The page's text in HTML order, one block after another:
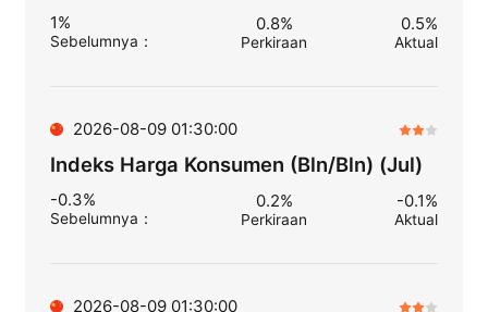
1%
Sebelumnya ：
0.8%
Perkiraan
0.5%
Aktual
2026-08-09 01:30:00
Indeks Harga Konsumen (Bln/Bln) (Jul)
-0.3%
Sebelumnya ：
0.2%
Perkiraan
-0.1%
Aktual
2026-08-09 01:30:00